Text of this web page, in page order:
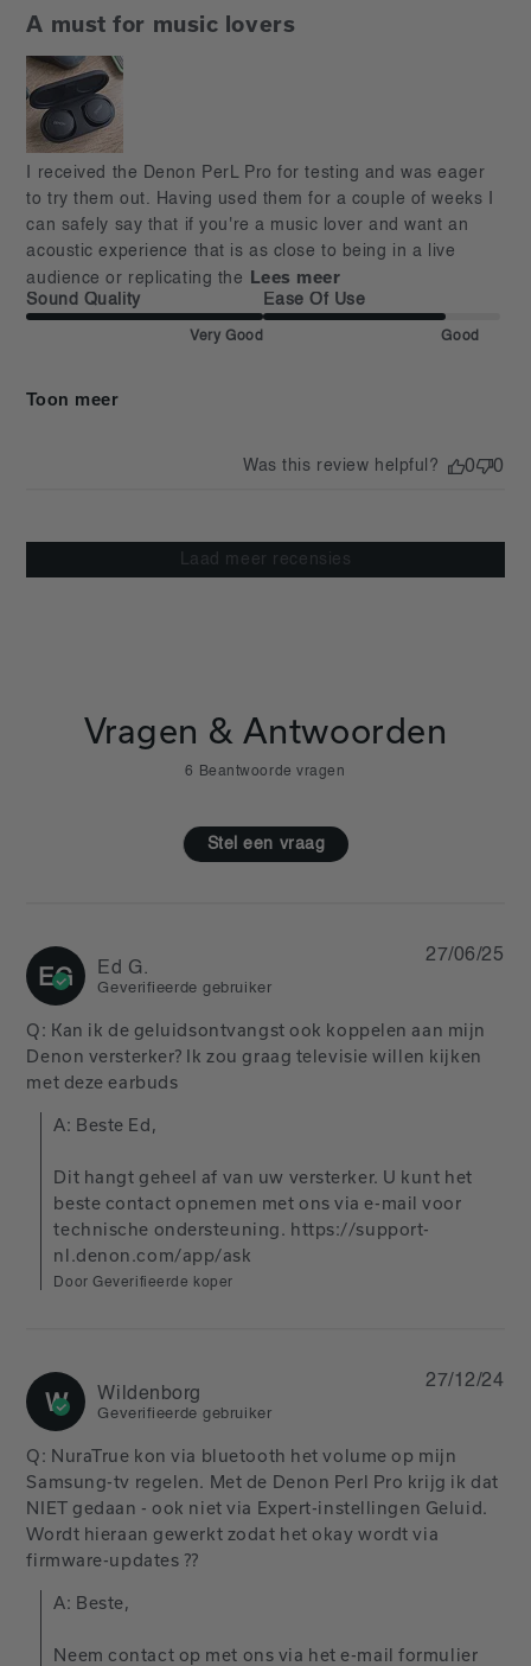
A must for music lovers
I received the Denon PerL Pro for testing and was eager
to try them out. Having used them for a couple of weeks I
can safely say that if you're a music lover and want an
acoustic experience that is as close to being in a live
audience or replicating the Lees meer
read more about review content I received the Denon
PerL Pro for
Sound Quality
Very Good
Ease Of Use
Good
Toon meer
Was this review helpful? 0 0
Laad meer recensies
Vragen & Antwoorden
6 Beantwoorde vragen
Stel een vraag
EG Ed G.
Geverifieerde gebruiker
Q: Kan ik de geluidsontvangst ook koppelen aan mijn
Denon versterker? Ik zou graag televisie willen kijken
met deze earbuds
A: Beste Ed,
Dit hangt geheel af van uw versterker. U kunt het
beste contact opnemen met ons via e-mail voor
technische ondersteuning. https://support-
nl.denon.com/app/ask
Door Geverifieerde koper
27/06/25
W Wildenborg
Geverifieerde gebruiker
Q: NuraTrue kon via bluetooth het volume op mijn
Samsung-tv regelen. Met de Denon Perl Pro krijg ik dat
NIET gedaan - ook niet via Expert-instellingen Geluid.
Wordt hieraan gewerkt zodat het okay wordt via
firmware-updates ??
A: Beste,
Neem contact op met ons via het e-mail formulier
27/12/24